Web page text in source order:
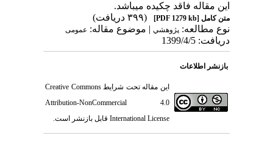
این مقاله فاقد چکیده می​باشد.
متن کامل[PDF 1279 kb]
(۳۹۹ دریافت)
نوع مطالعه: پژوهشي| موضوع مقاله: عمومى
دریافت: 1399/4/5
بازنشر اطلاعات
این مقاله تحت شرایطCreative Commons
Attribution-NonCommercial 4.0
International License قابل بازنشر است.